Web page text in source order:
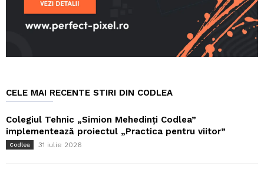
CELE MAI RECENTE STIRI DIN CODLEA
Colegiul Tehnic „Simion Mehedinți Codlea”
implementează proiectul „Practica pentru viitor”
Codlea 31 iulie 2026